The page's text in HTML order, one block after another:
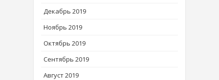
Декабрь 2019
Ноябрь 2019
Октябрь 2019
Сентябрь 2019
Август 2019